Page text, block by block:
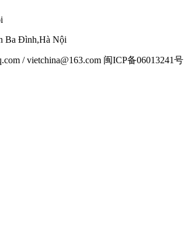
Ba Đình,Hà Nội
/ vietchina@163.com 闽ICP备06013241号